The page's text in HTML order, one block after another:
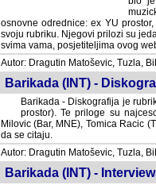
odrednice: ex YU prostor, Metal
Njegovi prilozi su jedan od
posjetiteljima ovog web portala.
Autor: Dragutin Matoševic, Tuzla,
Barikada (INT) -
Barikada - Diskografija je
prostor). Te priloge su
(Bar, MNE), Tomica Racic (Tuzla,
citaju.
Autor: Dragutin Matoševic, Tuzla,
Barikada (INT) -